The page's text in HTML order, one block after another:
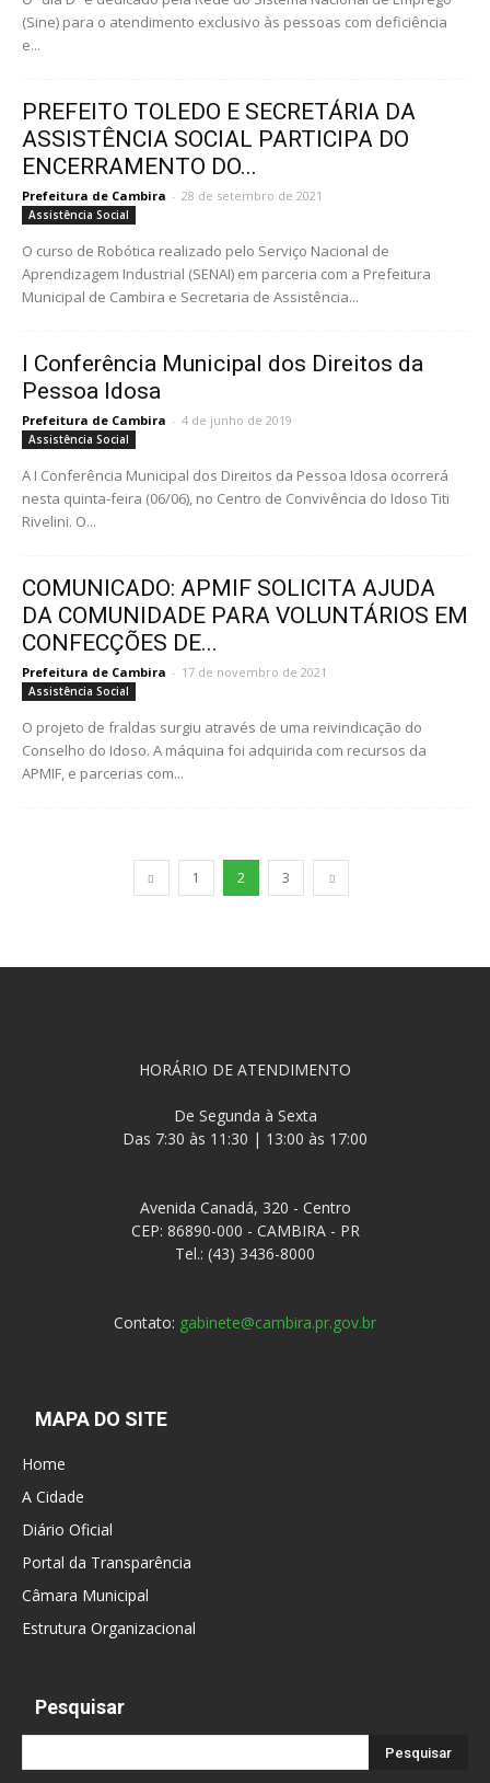
(Sine) para o atendimento exclusivo às pessoas com deficiência
e...
PREFEITO TOLEDO E SECRETÁRIA DA
ASSISTÊNCIA SOCIAL PARTICIPA DO
ENCERRAMENTO DO...
Prefeitura de Cambira - 28 de setembro de 2021
Assistência Social
O curso de Robótica realizado pelo Serviço Nacional de
Aprendizagem Industrial (SENAI) em parceria com a Prefeitura
Municipal de Cambira e Secretaria de Assistência...
I Conferência Municipal dos Direitos da
Pessoa Idosa
Prefeitura de Cambira - 4 de junho de 2019
Assistência Social
A I Conferência Municipal dos Direitos da Pessoa Idosa ocorrerá
nesta quinta-feira (06/06), no Centro de Convivência do Idoso Titi
Rivelini. O...
COMUNICADO: APMIF SOLICITA AJUDA
DA COMUNIDADE PARA VOLUNTÁRIOS EM
CONFECÇÕES DE...
Prefeitura de Cambira - 17 de novembro de 2021
Assistência Social
O projeto de fraldas surgiu através de uma reivindicação do
Conselho do Idoso. A máquina foi adquirida com recursos da
APMIF, e parcerias com...
1 2 3
HORÁRIO DE ATENDIMENTO
De Segunda à Sexta
Das 7:30 às 11:30 | 13:00 às 17:00
Avenida Canadá, 320 - Centro
CEP: 86890-000 - CAMBIRA - PR
Tel.: (43) 3436-8000
Contato: gabinete@cambira.pr.gov.br
MAPA DO SITE
Home
A Cidade
Diário Oficial
Portal da Transparência
Câmara Municipal
Estrutura Organizacional
Pesquisar